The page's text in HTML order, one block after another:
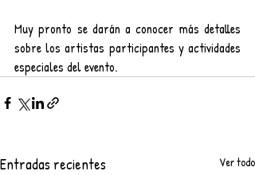
Muy pronto se darán a conocer más detalles
sobre los artistas participantes y actividades
especiales del evento.
Entradas recientes Ver todo